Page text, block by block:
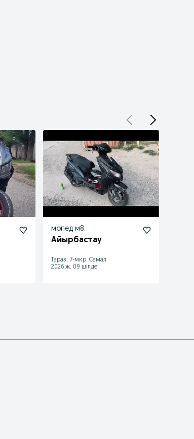
мопед м8.
Айырбастау
Тараз, 7-мкр. Самал
2026 ж. 09 шілде